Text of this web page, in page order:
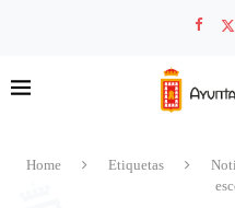
Home Etiquetas